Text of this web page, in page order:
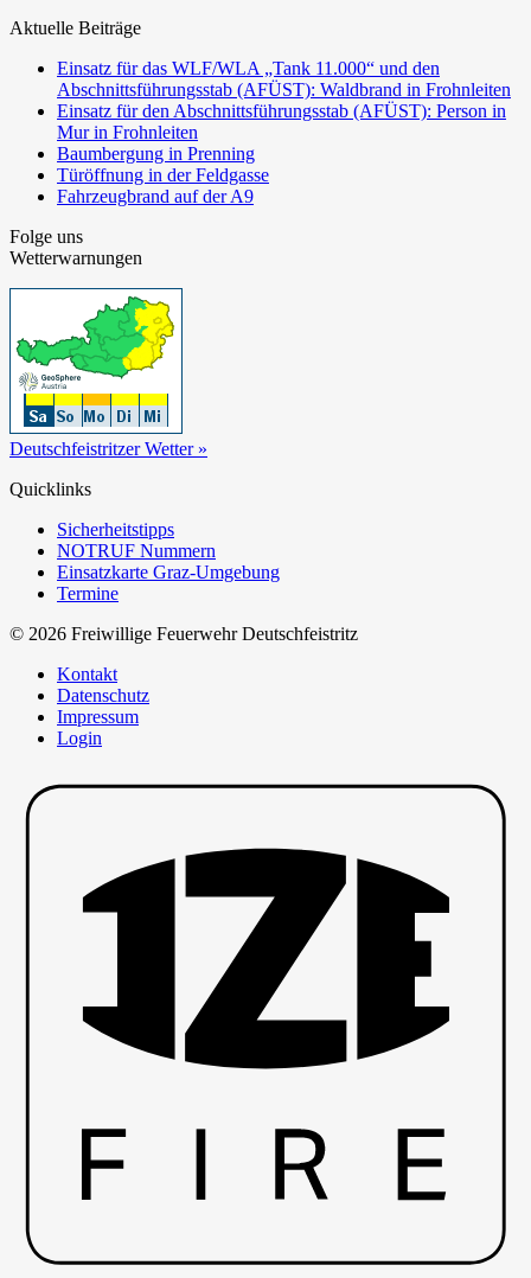
Aktuelle Beiträge
Einsatz für das WLF/WLA „Tank 11.000“ und den
Abschnittsführungsstab (AFÜST): Waldbrand in Frohnleiten
Einsatz für den Abschnittsführungsstab (AFÜST): Person in
Mur in Frohnleiten
Baumbergung in Prenning
Türöffnung in der Feldgasse
Fahrzeugbrand auf der A9
Folge uns
Wetterwarnungen
Deutschfeistritzer Wetter »
Quicklinks
Sicherheitstipps
NOTRUF Nummern
Einsatzkarte Graz-Umgebung
Termine
© 2026 Freiwillige Feuerwehr Deutschfeistritz
Kontakt
Datenschutz
Impressum
Login